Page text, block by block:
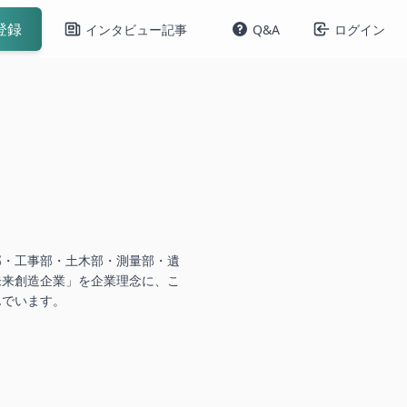
録 インタビュー記事 Q&A ログイン
工事部・土木部・測量部・遺
創造企業」を企業理念に、こ
います。